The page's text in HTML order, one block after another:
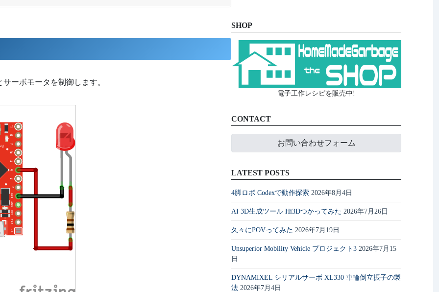
ーボモータを制御します。
SHOP
電子工作レシピを販売中!
CONTACT
お問い合わせフォーム
LATEST POSTS
4脚ロボ Codexで動作探索 2026年8月4日
AI 3D生成ツール Hi3Dつかってみた 2026年7月26日
久々にPOVってみた 2026年7月19日
Unsuperior Mobility Vehicle プロジェクト3 2026年7月15
日
DYNAMIXEL シリアルサーボ XL330 車輪倒立振子の製
法 2026年7月4日